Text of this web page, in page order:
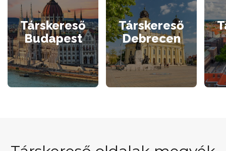
Társkereső
Budapest
Társkereső
Debrecen